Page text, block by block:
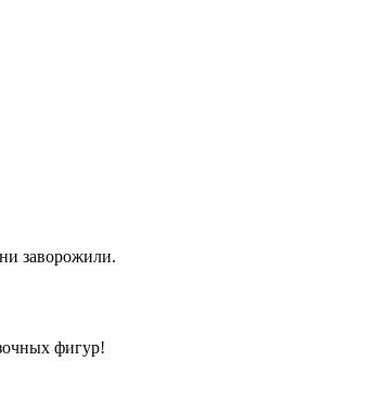
заворожили.
фигур!